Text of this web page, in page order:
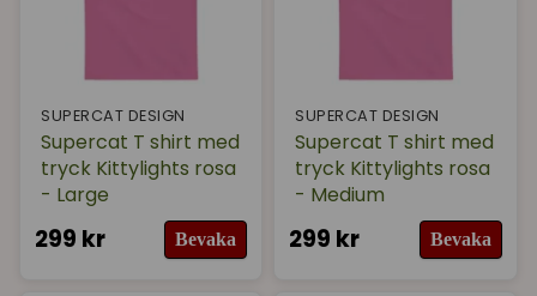
SUPERCAT DESIGN
Supercat T shirt med
tryck Kittylights rosa
- Large
299 kr Bevaka
SUPERCAT DESIGN
Supercat T shirt med
tryck Kittylights rosa
- Medium
299 kr Bevaka